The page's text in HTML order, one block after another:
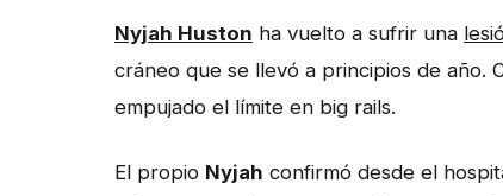
Nyjah Huston ha vuelto a sufrir una
cráneo que se llevó a principios de año.
empujado el límite en big rails.
El propio Nyjah confirmó desde el